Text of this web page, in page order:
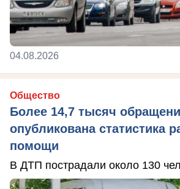
04.08.2026
Общество
Более 14,7 тысяч
опубликована статистика
помощи
В ДТП пострадали около 130